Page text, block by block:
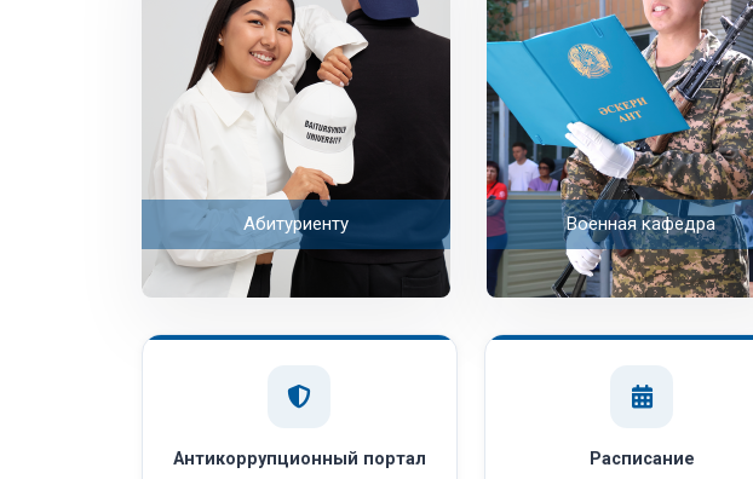
Абитуриенту Военная кафедра
Антикоррупционный портал Расписание